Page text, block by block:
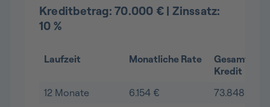
Kreditbetrag: 70.000 € | Zinssatz:
10 %
Laufzeit Monatliche Rate
Kredit
12 Monate
6.154 €
73.848 €